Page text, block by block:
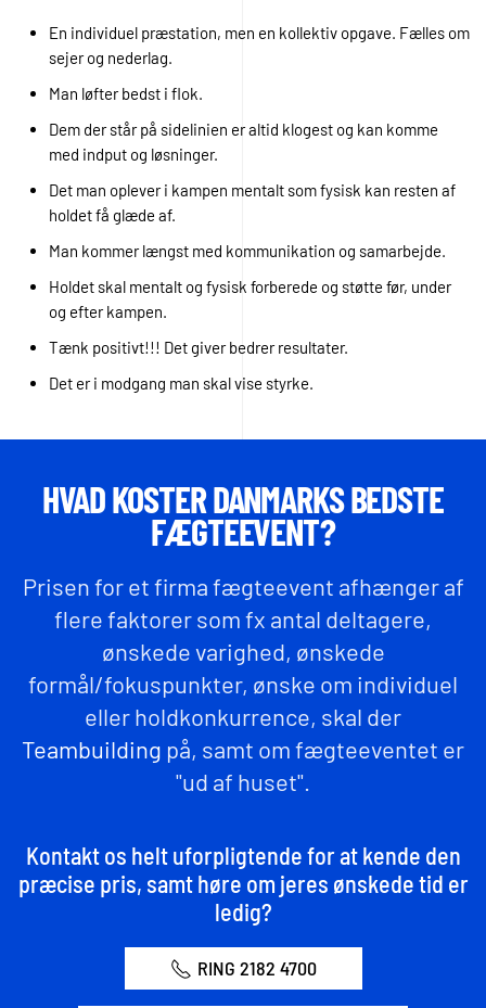
En individuel præstation, men en kollektiv opgave. Fælles om
sejer og nederlag.
Man løfter bedst i flok.
Dem der står på sidelinien er altid klogest og kan komme
med indput og løsninger.
Det man oplever i kampen mentalt som fysisk kan resten af
holdet få glæde af.
Man kommer længst med kommunikation og samarbejde.
Holdet skal mentalt og fysisk forberede og støtte før, under
og efter kampen.
Tænk positivt!!! Det giver bedrer resultater.
Det er i modgang man skal vise styrke.
HVAD KOSTER DANMARKS BEDSTE
FÆGTEEVENT?
Prisen for et firma fægteevent afhænger af
flere faktorer som fx antal deltagere,
ønskede varighed, ønskede
formål/fokuspunkter, ønske om individuel
eller holdkonkurrence, skal der
Teambuilding på, samt om fægteeventet er
"ud af huset".
Kontakt os helt uforpligtende for at kende den
præcise pris, samt høre om jeres ønskede tid er
ledig?
RING 2182 4700